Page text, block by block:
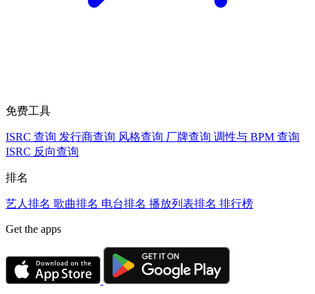
免费工具
ISRC 查询 发行商查询 风格查询 厂牌查询 调性与 BPM 查询
ISRC 反向查询
排名
艺人排名 歌曲排名 电台排名 播放列表排名 排行榜
Get the apps